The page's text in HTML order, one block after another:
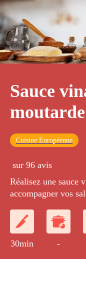
Sauce
moutarde
Cuisine Européenne
sur 96 avis
Réalisez une sauce
accompagner vos
30min -